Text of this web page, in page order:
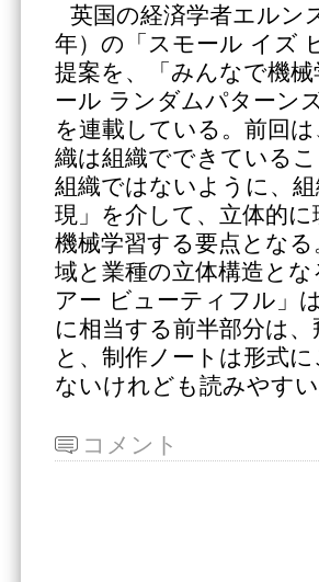
英国の経済学者エルン
年）の「スモール イズ
提案を、「みんなで機
ール ランダムパターン
を連載している。前回
織は組織でできている
組織ではないように、
現」を介して、立体的
機械学習する要点とな
域と業種の立体構造と
アー ビューティフル」
に相当する前半部分は
と、制作ノートは形式
ないけれども読みやす
コメント